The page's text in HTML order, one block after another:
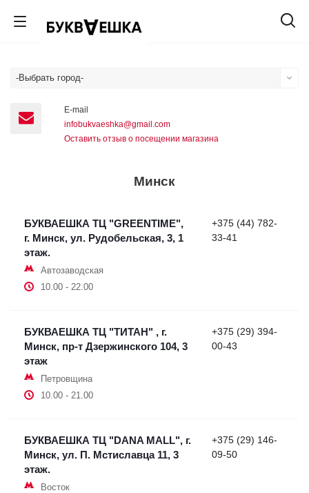
-Выбрать город-
E-mail
infobukvaeshka@gmail.com
Оставить отзыв о посещении магазина
Минск
БУКВАЕШКА ТЦ "GREENTIME",
г. Минск, ул. Рудобельская, 3, 1
этаж.
Автозаводская
10.00 - 22.00
+375 (44) 782-
33-41
БУКВАЕШКА ТЦ "ТИТАН" , г.
Минск, пр-т Дзержинского 104, 3
этаж
Петровщина
10.00 - 21.00
+375 (29) 394-
00-43
БУКВАЕШКА ТЦ "DANA MALL", г.
Минск, ул. П. Мстиславца 11, 3
этаж.
Восток
+375 (29) 146-
09-50